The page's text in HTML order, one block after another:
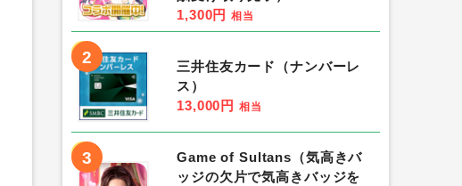
1,300円 相当
2
三井住友カード（ナンバーレ
ス）
13,000円 相当
3
Game of Sultans（気高きバ
ッジの欠片で気高きバッジを